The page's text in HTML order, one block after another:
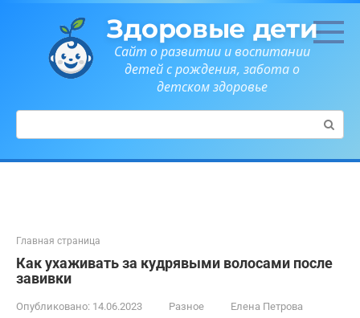
Здоровые дети
Сайт о развитии и воспитании
детей с рождения, забота о
детском здоровье
Поиск:
Главная страница
Как ухаживать за кудрявыми волосами после
завивки
Опубликовано: 14.06.2023 Разное Елена Петрова